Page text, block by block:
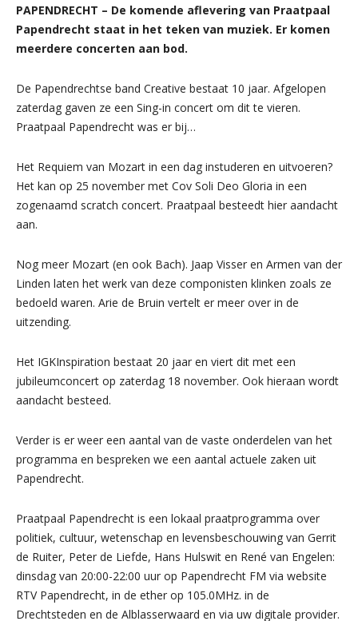
PAPENDRECHT – De komende aflevering van Praatpaal
Papendrecht staat in het teken van muziek. Er komen
meerdere concerten aan bod.
De Papendrechtse band Creative bestaat 10 jaar. Afgelopen
zaterdag gaven ze een Sing-in concert om dit te vieren.
Praatpaal Papendrecht was er bij…
Het Requiem van Mozart in een dag instuderen en uitvoeren?
Het kan op 25 november met Cov Soli Deo Gloria in een
zogenaamd scratch concert. Praatpaal besteedt hier aandacht
aan.
Nog meer Mozart (en ook Bach). Jaap Visser en Armen van der
Linden laten het werk van deze componisten klinken zoals ze
bedoeld waren. Arie de Bruin vertelt er meer over in de
uitzending.
Het IGKInspiration bestaat 20 jaar en viert dit met een
jubileumconcert op zaterdag 18 november. Ook hieraan wordt
aandacht besteed.
Verder is er weer een aantal van de vaste onderdelen van het
programma en bespreken we een aantal actuele zaken uit
Papendrecht.
Praatpaal Papendrecht is een lokaal praatprogramma over
politiek, cultuur, wetenschap en levensbeschouwing van Gerrit
de Ruiter, Peter de Liefde, Hans Hulswit en René van Engelen:
dinsdag van 20:00-22:00 uur op Papendrecht FM via website
RTV Papendrecht, in de ether op 105.0MHz. in de
Drechtsteden en de Alblasserwaard en via uw digitale provider.